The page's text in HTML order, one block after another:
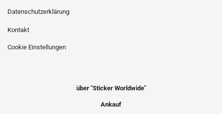
Datenschutzerklärung
Kontakt
Cookie Einstellungen
über "Sticker Worldwide"
Ankauf